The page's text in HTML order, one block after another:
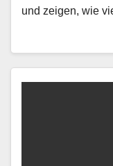
und zeigen, wie